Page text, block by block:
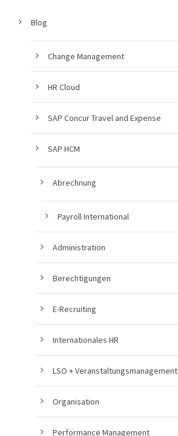
Blog
Change Management
HR Cloud
SAP Concur Travel and Expense
SAP HCM
Abrechnung
Payroll International
Administration
Berechtigungen
E-Recruiting
Internationales HR
LSO + Veranstaltungsmanagement
Organisation
Performance Management